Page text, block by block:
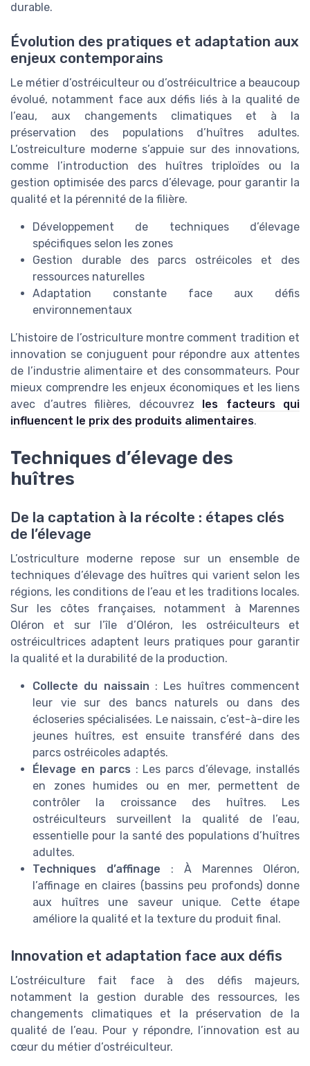
durable.
Évolution des pratiques et adaptation aux
enjeux contemporains
Le métier d’ostréiculteur ou d’ostréicultrice a beaucoup
évolué, notamment face aux défis liés à la qualité de
l’eau, aux changements climatiques et à la
préservation des populations d’huîtres adultes.
L’ostreiculture moderne s’appuie sur des innovations,
comme l’introduction des huîtres triploïdes ou la
gestion optimisée des parcs d’élevage, pour garantir la
qualité et la pérennité de la filière.
Développement de techniques d’élevage
spécifiques selon les zones
Gestion durable des parcs ostréicoles et des
ressources naturelles
Adaptation constante face aux défis
environnementaux
L’histoire de l’ostriculture montre comment tradition et
innovation se conjuguent pour répondre aux attentes
de l’industrie alimentaire et des consommateurs. Pour
mieux comprendre les enjeux économiques et les liens
avec d’autres filières, découvrez les facteurs qui
influencent le prix des produits alimentaires.
Techniques d’élevage des
huîtres
De la captation à la récolte : étapes clés
de l’élevage
L’ostriculture moderne repose sur un ensemble de
techniques d’élevage des huîtres qui varient selon les
régions, les conditions de l’eau et les traditions locales.
Sur les côtes françaises, notamment à Marennes
Oléron et sur l’île d’Oléron, les ostréiculteurs et
ostréicultrices adaptent leurs pratiques pour garantir
la qualité et la durabilité de la production.
Collecte du naissain : Les huîtres commencent
leur vie sur des bancs naturels ou dans des
écloseries spécialisées. Le naissain, c’est-à-dire les
jeunes huîtres, est ensuite transféré dans des
parcs ostréicoles adaptés.
Élevage en parcs : Les parcs d’élevage, installés
en zones humides ou en mer, permettent de
contrôler la croissance des huîtres. Les
ostréiculteurs surveillent la qualité de l’eau,
essentielle pour la santé des populations d’huîtres
adultes.
Techniques d’affinage : À Marennes Oléron,
l’affinage en claires (bassins peu profonds) donne
aux huîtres une saveur unique. Cette étape
améliore la qualité et la texture du produit final.
Innovation et adaptation face aux défis
L’ostréiculture fait face à des défis majeurs,
notamment la gestion durable des ressources, les
changements climatiques et la préservation de la
qualité de l’eau. Pour y répondre, l’innovation est au
cœur du métier d’ostréiculteur.